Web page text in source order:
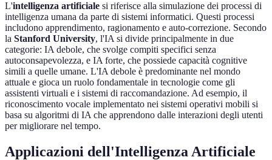
L'intelligenza artificiale si riferisce alla simulazione dei processi di
intelligenza umana da parte di sistemi informatici. Questi processi
includono apprendimento, ragionamento e auto-correzione. Secondo
la Stanford University, l'IA si divide principalmente in due
categorie: IA debole, che svolge compiti specifici senza
autoconsapevolezza, e IA forte, che possiede capacità cognitive
simili a quelle umane. L'IA debole è predominante nel mondo
attuale e gioca un ruolo fondamentale in tecnologie come gli
assistenti virtuali e i sistemi di raccomandazione. Ad esempio, il
riconoscimento vocale implementato nei sistemi operativi mobili si
basa su algoritmi di IA che apprendono dalle interazioni degli utenti
per migliorare nel tempo.
Applicazioni dell'Intelligenza Artificiale